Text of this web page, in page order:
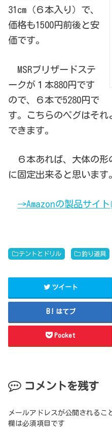
31cm（６本入り）で、
価格も1500円前後と安
価です。
MSRブリザードステ
ークが１本880円です
ので、６本で5280円で
す。こちらのペグはそれ
できます。
６本あれば、大体の形
に固定出来ると思います
→Amazonの製品サイト
テントとドリル 釣り道具
ツイート
はてブ
Pocket
コメントを残す
メールアドレスが公開されるこ
欄は必須項目です